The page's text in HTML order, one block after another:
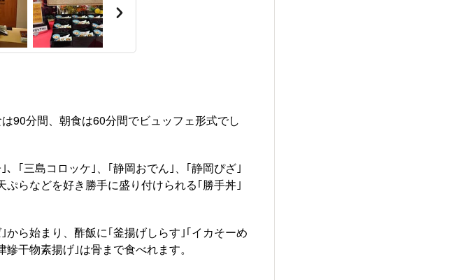
90分間、朝食は60分間でビュッフェ形式でし
｢三島コロッケ｣、｢静岡おでん｣、｢静岡ぴざ｣
らなどを好き勝手に盛り付けられる｢勝手丼｣
ら始まり、酢飯に｢釜揚げしらす｣｢イカそーめ
干物素揚げ｣は骨まで食べれます。